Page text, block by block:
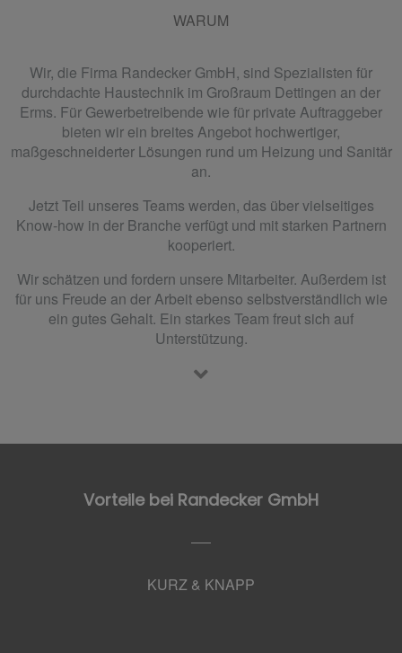
WARUM
Wir, die Firma Randecker GmbH, sind Spezialisten für
durchdachte Haustechnik im Großraum Dettingen an der
Erms. Für Gewerbetreibende wie für private Auftraggeber
bieten wir ein breites Angebot hochwertiger,
maßgeschneiderter Lösungen rund um Heizung und Sanitär
an.
Jetzt Teil unseres Teams werden, das über vielseitiges
Know-how in der Branche verfügt und mit starken Partnern
kooperiert.
Wir schätzen und fordern unsere Mitarbeiter. Außerdem ist
für uns Freude an der Arbeit ebenso selbstverständlich wie
ein gutes Gehalt. Ein starkes Team freut sich auf
Unterstützung.
Vorteile bei Randecker GmbH
KURZ & KNAPP